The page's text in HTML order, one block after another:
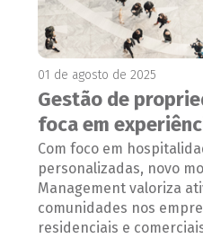
01 de agosto de 2025
Gestão de
foca em
Com foco em
personalizadas, novo
Management valoriza
comunidades nos
residenciais e